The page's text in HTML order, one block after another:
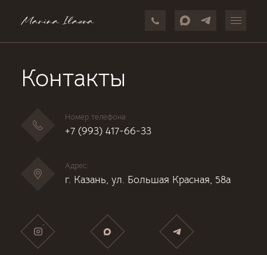
Контакты
Номер телефона:
+7 (993) 417-66-33
Адрес:
г. Казань, ул. Большая Красная, 58а
*